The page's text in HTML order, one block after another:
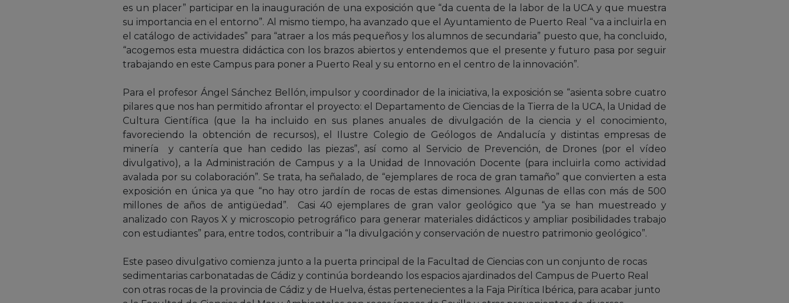
es un placer” participar en la inauguración de una exposición que “da cuenta de la labor de la UCA y que muestra
su importancia en el entorno”. Al mismo tiempo, ha avanzado que el Ayuntamiento de Puerto Real “va a incluirla en
el catálogo de actividades” para “atraer a los más pequeños y los alumnos de secundaria” puesto que, ha concluido,
“acogemos esta muestra didáctica con los brazos abiertos y entendemos que el presente y futuro pasa por seguir
trabajando en este Campus para poner a Puerto Real y su entorno en el centro de la innovación”.
Para el profesor Ángel Sánchez Bellón, impulsor y coordinador de la iniciativa, la exposición se “asienta sobre cuatro
pilares que nos han permitido afrontar el proyecto: el Departamento de Ciencias de la Tierra de la UCA, la Unidad de
Cultura Científica (que la ha incluido en sus planes anuales de divulgación de la ciencia y el conocimiento,
favoreciendo la obtención de recursos), el Ilustre Colegio de Geólogos de Andalucía y distintas empresas de
minería y cantería que han cedido las piezas”, así como al Servicio de Prevención, de Drones (por el vídeo
divulgativo), a la Administración de Campus y a la Unidad de Innovación Docente (para incluirla como actividad
avalada por su colaboración”. Se trata, ha señalado, de “ejemplares de roca de gran tamaño” que convierten a esta
exposición en única ya que “no hay otro jardín de rocas de estas dimensiones. Algunas de ellas con más de 500
millones de años de antigüedad”. Casi 40 ejemplares de gran valor geológico que “ya se han muestreado y
analizado con Rayos X y microscopio petrográfico para generar materiales didácticos y ampliar posibilidades trabajo
con estudiantes” para, entre todos, contribuir a “la divulgación y conservación de nuestro patrimonio geológico”.
Este paseo divulgativo comienza junto a la puerta principal de la Facultad de Ciencias con un conjunto de rocas
sedimentarias carbonatadas de Cádiz y continúa bordeando los espacios ajardinados del Campus de Puerto Real
con otras rocas de la provincia de Cádiz y de Huelva, éstas pertenecientes a la Faja Pirítica Ibérica, para acabar junto